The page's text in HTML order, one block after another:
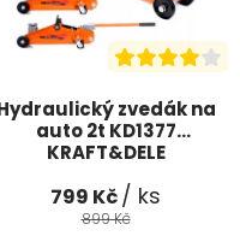
zvedák na
auto 2t KD1377
KRAFT&DELE
799 Kč/ ks
899 Kč